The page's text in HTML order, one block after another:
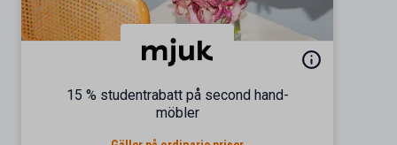
15 % studentrabatt på second hand-
möbler